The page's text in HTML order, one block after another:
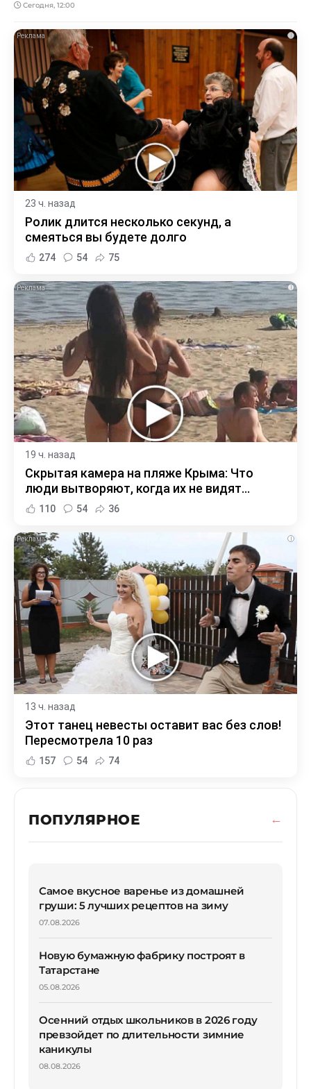
Сегодня, 12:00
i
23 ч. назад
Ролик длится несколько секунд, а
смеяться вы будете долго
274 54 75
i
19 ч. назад
Скрытая камера на пляже Крыма: Что
люди вытворяют, когда их не видят...
110 54 36
i
13 ч. назад
Этот танец невесты оставит вас без слов!
Пересмотрела 10 раз
157 54 74
ПОПУЛЯРНОЕ
Самое вкусное варенье из домашней
груши: 5 лучших рецептов на зиму
07.08.2026
Новую бумажную фабрику построят в
Татарстане
05.08.2026
Осенний отдых школьников в 2026 году
превзойдет по длительности зимние
каникулы
08.08.2026